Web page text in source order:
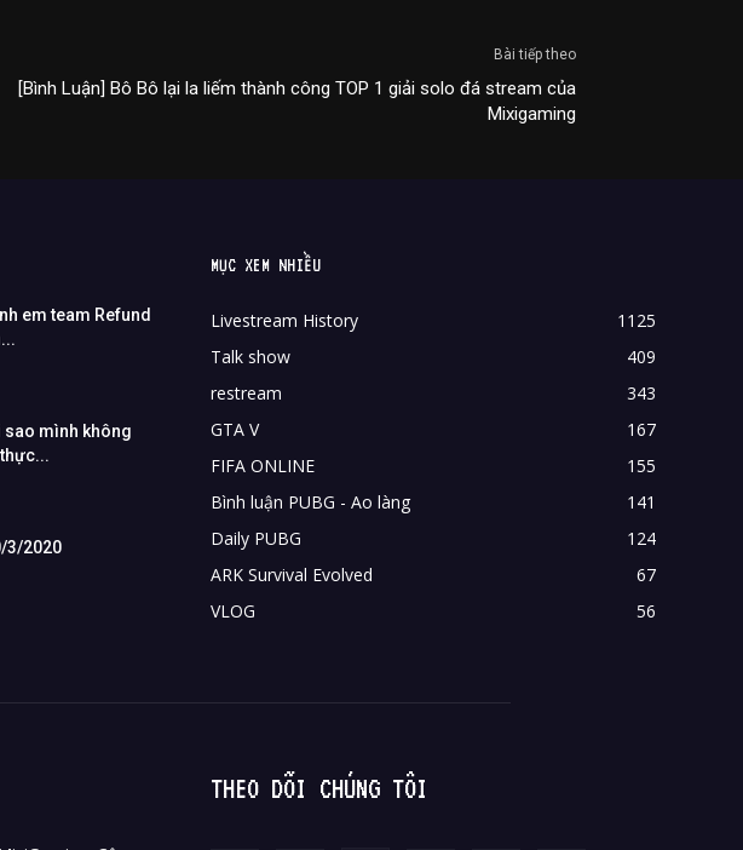
Bài tiếp theo
[Bình Luận] Bô Bô lại la liếm thành công TOP 1 giải solo đá stream của
Mixigaming
em team Refund
sao mình không
3/2020
MỤC XEM NHIỀU
Livestream History
1125
Talk show
409
restream
343
GTA V
167
FIFA ONLINE
155
Bình luận PUBG - Ao làng
141
Daily PUBG
124
ARK Survival Evolved
67
VLOG
56
THEO DÕI CHÚNG TÔI